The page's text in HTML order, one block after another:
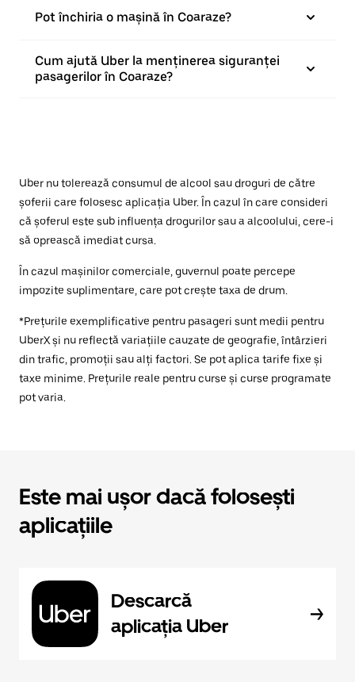
Pot închiria o mașină în Coaraze?
Cum ajută Uber la menținerea siguranței
pasagerilor în Coaraze?
Uber nu tolerează consumul de alcool sau droguri de către
șoferii care folosesc aplicația Uber. În cazul în care consideri
că șoferul este sub influența drogurilor sau a alcoolului, cere-i
să oprească imediat cursa.
În cazul mașinilor comerciale, guvernul poate percepe
impozite suplimentare, care pot crește taxa de drum.
*Prețurile exemplificative pentru pasageri sunt medii pentru
UberX și nu reflectă variațiile cauzate de geografie, întârzieri
din trafic, promoții sau alți factori. Se pot aplica tarife fixe și
taxe minime. Prețurile reale pentru curse și curse programate
pot varia.
Este mai ușor dacă folosești
aplicațiile
Descarcă
aplicația Uber